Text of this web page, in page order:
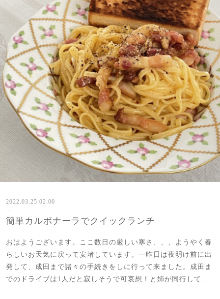
2022.03.25 02:00
簡単カルボナーラでクイックランチ
おはようございます。ここ数日の厳しい寒さ、、、ようやく春
らしいお天気に戻って安堵しています。一昨日は夜明け前に出
発して、成田まで諸々の手続きをしに行って来ました。成田ま
でのドライブは1人だと寂しそうで可哀想！と姉が同行して…